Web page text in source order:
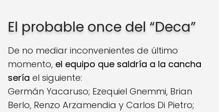
El probable once del “Deca”
De no mediar inconvenientes de último
momento, el equipo que saldría a la cancha
sería el siguiente:
Germán Yacaruso; Ezequiel Gnemmi, Brian
Berlo, Renzo Arzamendia y Carlos Di Pietro;